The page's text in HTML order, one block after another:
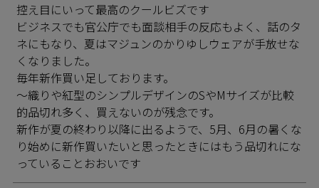
控え目にいって最高のクールビズです
ビジネスでも官公庁でも面談相手の反応もよく、話のタ
ネにもなり、夏はマジュンのかりゆしウェアが手放せな
くなりました。
毎年新作買い足しております。
～織りや紅型のシンプルデザインのSやMサイズが比較
的品切れ多く、買えないのが残念です。
新作が夏の終わり以降に出るようで、5月、6月の暑くな
り始めに新作買いたいと思ったときにはもう品切れにな
っていることおおいです